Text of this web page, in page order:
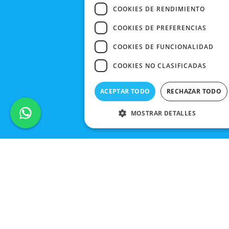
COOKIES DE RENDIMIENTO
COOKIES DE PREFERENCIAS
COOKIES DE FUNCIONALIDAD
COOKIES NO CLASIFICADAS
ACEPTAR TODO RECHAZAR TODO
MOSTRAR DETALLES